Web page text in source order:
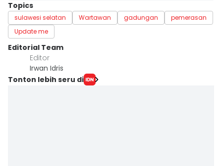
Topics
sulawesi selatan Wartawan gadungan
pemerasan
Update me
Editorial Team
Editor
Irwan Idris
Tonton lebih seru di